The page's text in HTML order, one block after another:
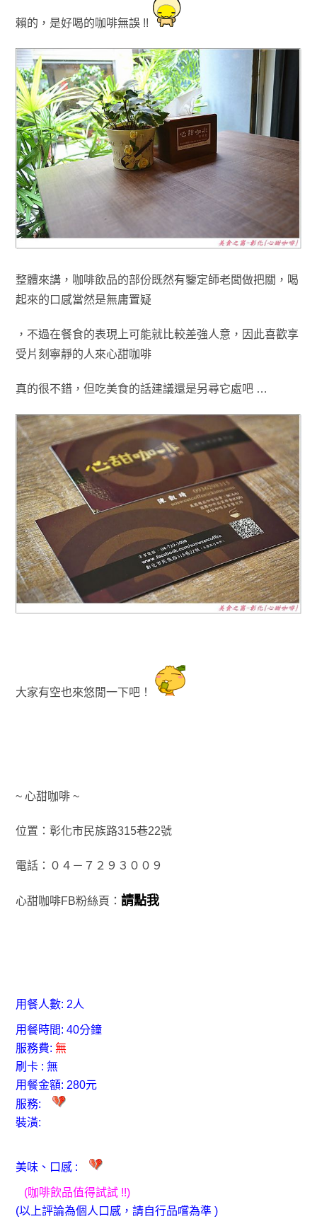
賴的 ，是好喝的咖啡無誤 !!
整體來講，咖啡飲品的部份既然有鑒定師老闆做把關 ， 喝
起來的口感當然是無庸置疑
，不過在餐食的表現上可能就比較差強人意 ， 因此喜歡享
受片刻寧靜的人來心甜咖啡
真的很不錯，但吃美食的話建議還是另尋它處吧…
大家有空也來悠閒一下吧！
~ 心甜咖啡 ~
位置：彰化市民族路315巷22號
電話：０４－７２９３００９
心甜咖啡FB粉絲頁： 請點我
用餐人數: 2人
用餐時間: 40分鐘
服務費: 無
刷卡 : 無
用餐金額: 280元
服務:
裝潢:
美味、口感 :
(咖啡飲品值得試試!!)
(以上評論為個人口感，請自行品嚐為準 )